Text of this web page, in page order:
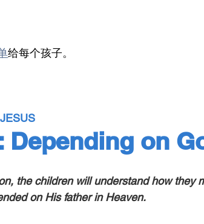
给每个孩子。
Depending on
the children will understand how they
on His father in Heaven.